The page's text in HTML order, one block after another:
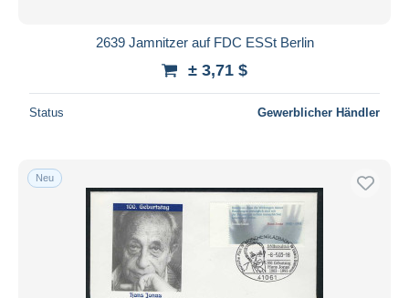
2639 Jamnitzer auf FDC ESSt Berlin
± 3,71 $
Status Gewerblicher Händler
Neu